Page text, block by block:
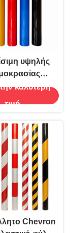
υψηλής
ταινία
καλύτερη
τιμή
Chevron